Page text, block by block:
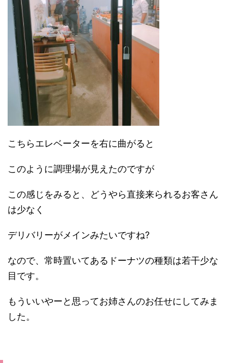
こちらエレベーターを右に曲がると
このように調理場が見えたのですが
この感じをみると、どうやら直接来られるお客さん
は少なく
デリバリーがメインみたいですね?
なので、常時置いてあるドーナツの種類は若干少な
目です。
もういいやーと思ってお姉さんのお任せにしてみま
した。